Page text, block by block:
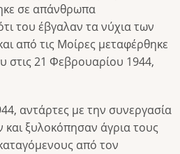
σε απάνθρωπα
του έβγαλαν τα νύχια των
από τις Μοίρες μεταφέρθηκε
στις 21 Φεβρουαρίου 1944,
αντάρτες με την συνεργασία
ξυλοκόπησαν άγρια τους
από τον